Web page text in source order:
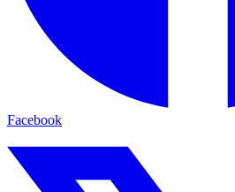
Facebook